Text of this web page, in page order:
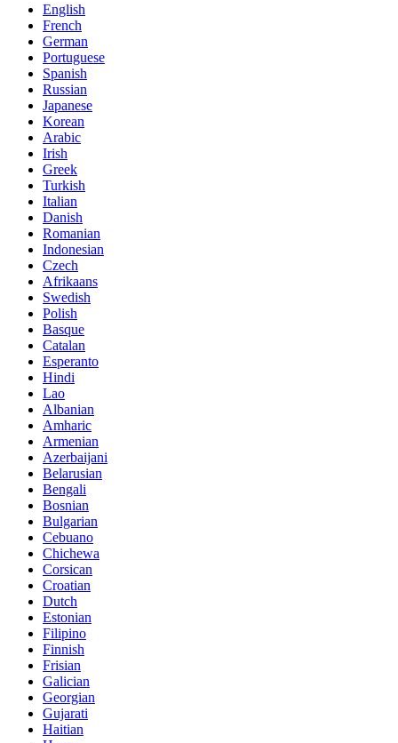
English
French
German
Portuguese
Spanish
Russian
Japanese
Korean
Arabic
Irish
Greek
Turkish
Italian
Danish
Romanian
Indonesian
Czech
Afrikaans
Swedish
Polish
Basque
Catalan
Esperanto
Hindi
Lao
Albanian
Amharic
Armenian
Azerbaijani
Belarusian
Bengali
Bosnian
Bulgarian
Cebuano
Chichewa
Corsican
Croatian
Dutch
Estonian
Filipino
Finnish
Frisian
Galician
Georgian
Gujarati
Haitian